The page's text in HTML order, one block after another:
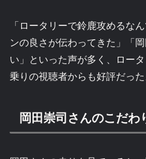
「ロータリーで鈴鹿攻めるな
ンの良さが伝わってきた」「
い」といった声が多く、ロー
乗りの視聴者からも好評だった
岡田崇司さんのこだわ